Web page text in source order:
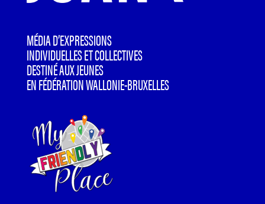
MÉDIA D’EXPRESSIONS
INDIVIDUELLES ET COLLECTIVES
DESTINÉ AUX JEUNES
EN FÉDÉRATION WALLONIE-BRUXELLES